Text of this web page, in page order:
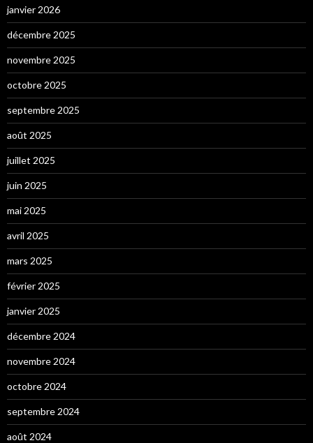
janvier 2026
décembre 2025
novembre 2025
octobre 2025
septembre 2025
août 2025
juillet 2025
juin 2025
mai 2025
avril 2025
mars 2025
février 2025
janvier 2025
décembre 2024
novembre 2024
octobre 2024
septembre 2024
août 2024